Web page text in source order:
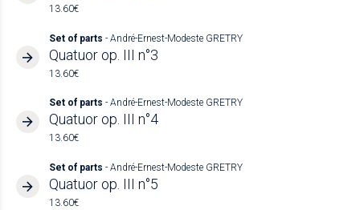
13.60€
Set of parts - André-Ernest-Modeste GRETRY
Quatuor op. III n°3
13.60€
Set of parts - André-Ernest-Modeste GRETRY
Quatuor op. III n°4
13.60€
Set of parts - André-Ernest-Modeste GRETRY
Quatuor op. III n°5
13.60€